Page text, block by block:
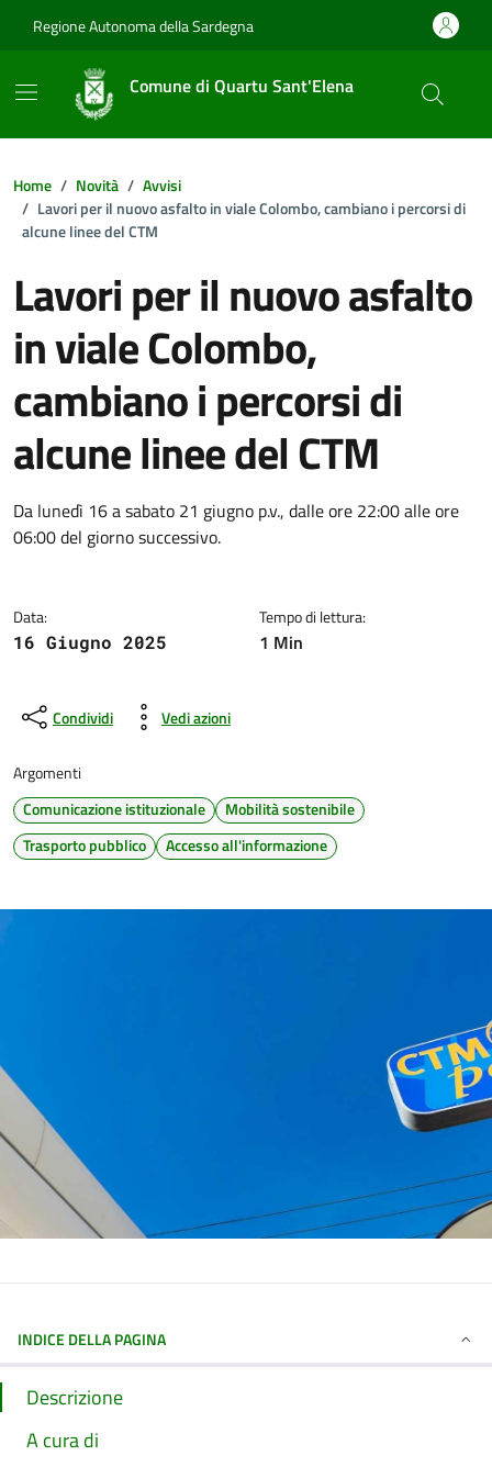
Regione Autonoma della Sardegna
Comune di Quartu Sant'Elena
Home Novità
Avvisi
Lavori per il nuovo asfalto in viale Colombo, cambiano i percorsi di
alcune linee del CTM
Lavori per il nuovo asfalto
in viale Colombo,
cambiano i percorsi di
alcune linee del CTM
Dettagli della notizia
Da lunedì 16 a sabato 21 giugno p.v., dalle ore 22:00 alle ore
06:00 del giorno successivo.
Data:
16 Giugno 2025
Tempo di lettura:
1 Min
Condividi Vedi azioni
Argomenti
Comunicazione istituzionale
Mobilità sostenibile
Trasporto pubblico
Accesso all'informazione
INDICE DELLA PAGINA
Descrizione
A cura di